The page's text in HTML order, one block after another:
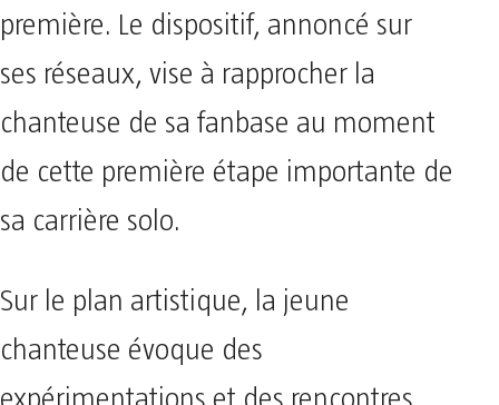
première. Le dispositif, annoncé sur
ses réseaux, vise à rapprocher la
chanteuse de sa fanbase au moment
de cette première étape importante de
sa carrière solo.
Sur le plan artistique, la jeune
chanteuse évoque des